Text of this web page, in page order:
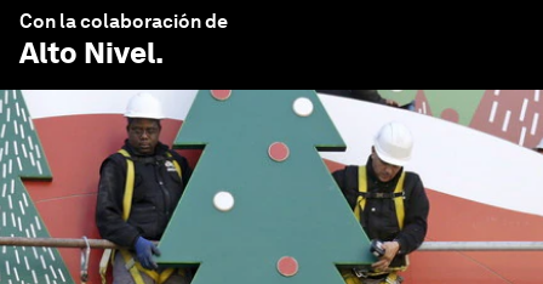
Con la colaboración de
Alto Nivel.